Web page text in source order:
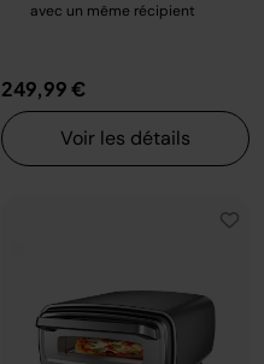
avec un même récipient
249,99 €
Voir les détails